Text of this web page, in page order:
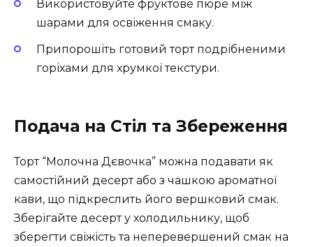
Використовуйте фруктове пюре між
шарами для освіження смаку.
Припорошіть готовий торт подрібненими
горіхами для хрумкої текстури.
Подача на Стіл та Збереження
Торт “Молочна Дєвочка” можна подавати як
самостійний десерт або з чашкою ароматної
кави, що підкреслить його вершковий смак.
Зберігайте десерт у холодильнику, щоб
зберегти свіжість та неперевершений смак на